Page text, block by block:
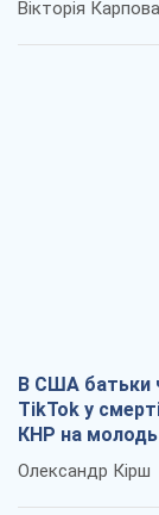
Вікторія Карпова
В США батьки
TikTok у
КНР на молодь
Олександр Кірш